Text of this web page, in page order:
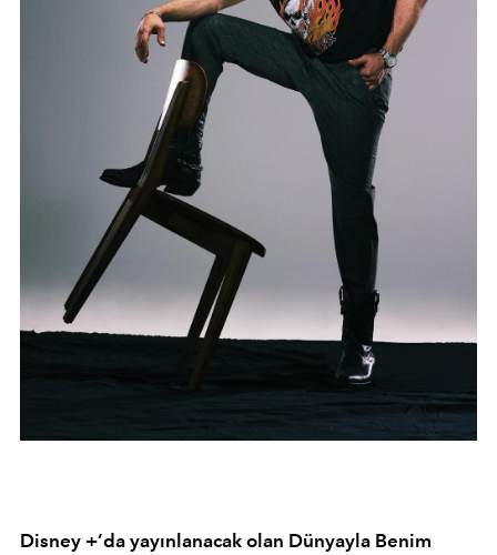
Disney +’da yayınlanacak olan Dünyayla Benim